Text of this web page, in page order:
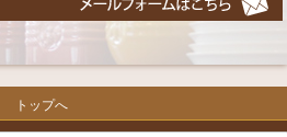
トップへ